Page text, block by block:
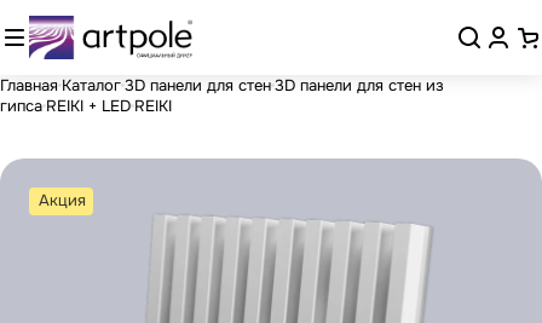
Главная Каталог3D панели для стен3D панели для стен из
гипса REIKI + LED REIKI
Акция